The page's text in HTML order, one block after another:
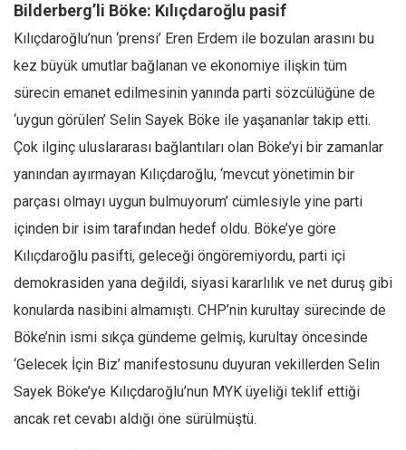
Bilderberg’li Böke: Kılıçdaroğlu pasif
Kılıçdaroğlu’nun ‘prensi’ Eren Erdem ile bozulan arasını bu
kez büyük umutlar bağlanan ve ekonomiye ilişkin tüm
sürecin emanet edilmesinin yanında parti sözcülüğüne de
‘uygun görülen’ Selin Sayek Böke ile yaşananlar takip etti.
Çok ilginç uluslararası bağlantıları olan Böke’yi bir zamanlar
yanından ayırmayan Kılıçdaroğlu, ‘mevcut yönetimin bir
parçası olmayı uygun bulmuyorum’ cümlesiyle yine parti
içinden bir isim tarafından hedef oldu. Böke’ye göre
Kılıçdaroğlu pasifti, geleceği öngöremiyordu, parti içi
demokrasiden yana değildi, siyasi kararlılık ve net duruş gibi
konularda nasibini almamıştı. CHP’nin kurultay sürecinde de
Böke’nin ismi sıkça gündeme gelmiş, kurultay öncesinde
‘Gelecek İçin Biz’ manifestosunu duyuran vekillerden Selin
Sayek Böke’ye Kılıçdaroğlu’nun MYK üyeliği teklif ettiği
ancak ret cevabı aldığı öne sürülmüştü.